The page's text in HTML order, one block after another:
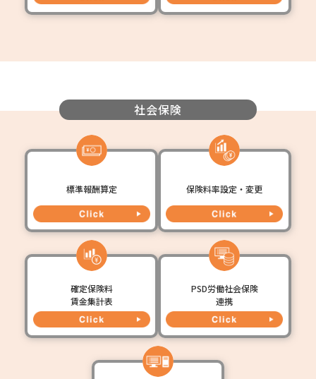
社会保険
標準報酬算定 保険料率設定・変更
確定保険料
賃金集計表
PSD労働社会保険
連携